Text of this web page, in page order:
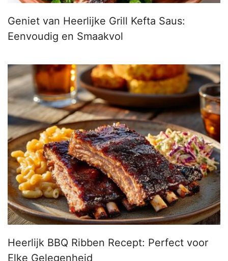
Geniet van Heerlijke Grill Kefta Saus:
Eenvoudig en Smaakvol
Heerlijk BBQ Ribben Recept: Perfect voor
Elke Gelegenheid